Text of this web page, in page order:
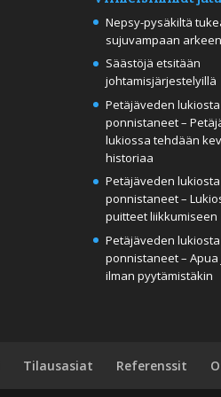
Nepsy-pysäkiltä
sujuvampaan arkeen
Säästöjä etsitään
johtamisjärjestelyillä
Petäjäveden lukiosta
ponnistaneet –
lukiossa tehdään
historiaa
Petäjäveden lukiosta
ponnistaneet –
puitteet liikkumiseen
Petäjäveden lukiosta
ponnistaneet – Apua
ilman pyytämistäkin
Tilausasiat Referenssit